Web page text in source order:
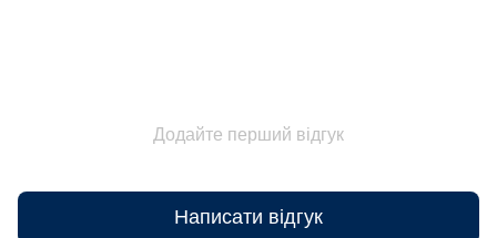
Додайте перший відгук
Написати відгук